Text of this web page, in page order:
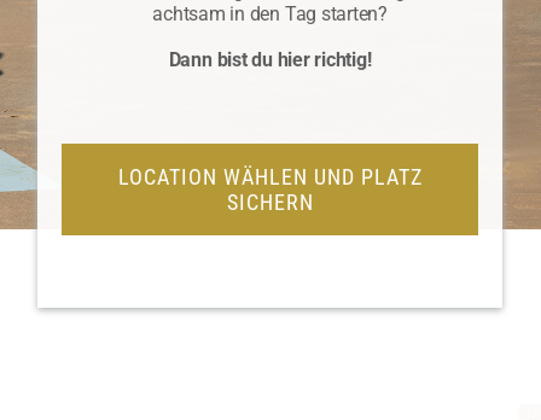
achtsam in den Tag starten?
Dann bist du hier richtig!
LOCATION WÄHLEN UND PLATZ
SICHERN